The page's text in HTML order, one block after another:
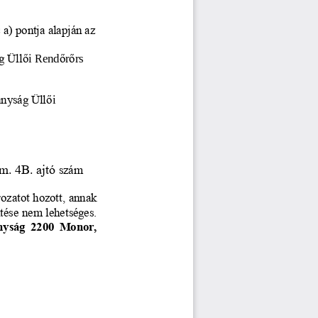
pontja alapján az
Üllői Rendőrőrs
Üllői
4B. ajtó szám
hozott, annak
nem lehetséges.
2200 Monor,